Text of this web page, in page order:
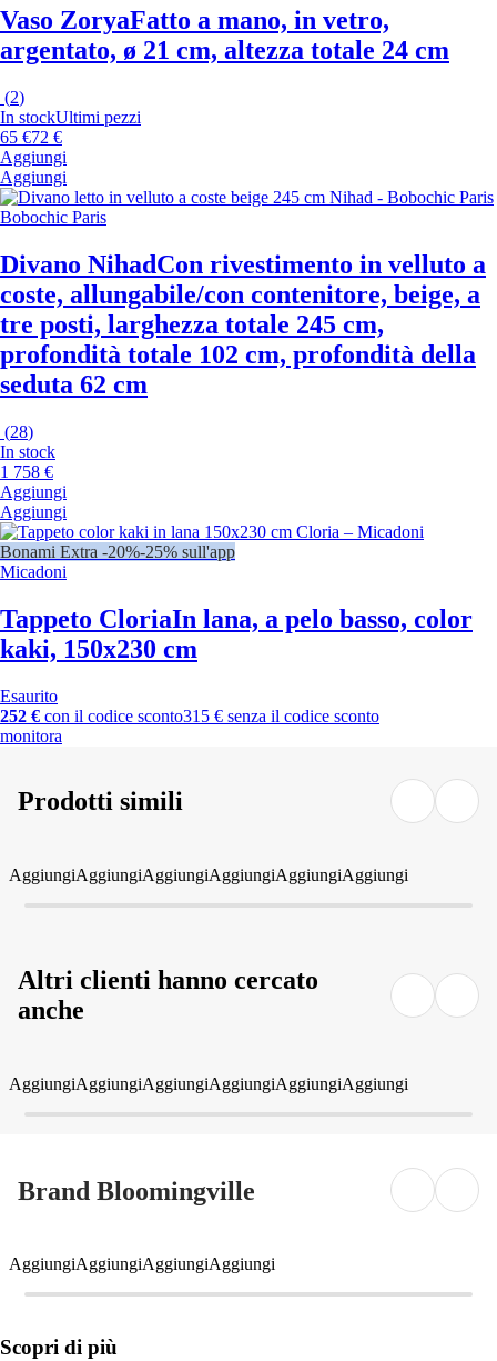
Vaso ZoryaFatto a mano, in vetro,
argentato, ø 21 cm, altezza totale 24 cm
(2)
In stockUltimi pezzi
65 €72 €
Aggiungi
Aggiungi
Bobochic Paris
Divano NihadCon rivestimento in velluto a
coste, allungabile/con contenitore, beige, a
tre posti, larghezza totale 245 cm,
profondità totale 102 cm, profondità della
seduta 62 cm
(28)
In stock
1 758 €
Aggiungi
Aggiungi
Bonami Extra -20%-25% sull'app
Micadoni
Tappeto CloriaIn lana, a pelo basso, color
kaki, 150x230 cm
Esaurito
252 € con il codice sconto315 € senza il codice sconto
monitora
Prodotti simili
AggiungiAggiungiAggiungiAggiungiAggiungiAggiungi
Altri clienti hanno cercato
anche
AggiungiAggiungiAggiungiAggiungiAggiungiAggiungi
Brand Bloomingville
AggiungiAggiungiAggiungiAggiungi
Scopri di più